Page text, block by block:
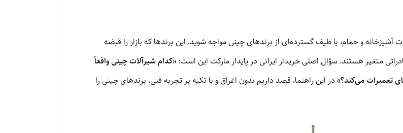
و حمام، با طیف گسترده‌ای از برندهای چینی مواجه شوید. این برندها که بازار را قبضه
متغیر هستند. سؤال اصلی خریدار ایرانی در پایدار مارکت این است: «کدام شیرآلات چینی واقعاً
تعمیرات می‌کند؟»در این راهنما، قصد داریم بدون اغراق و با تکیه بر تجربه فنی، برندهای چینی را